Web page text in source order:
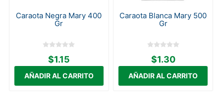
Caraota Negra Mary 400
Gr
$1.15
Caraota Blanca Mary 500
Gr
$1.30